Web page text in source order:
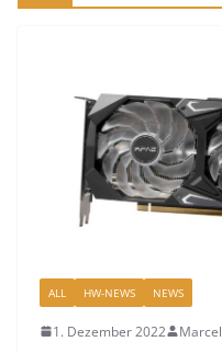
ALL HW-NEWS NEWS
1. Dezember 2022 Marcel